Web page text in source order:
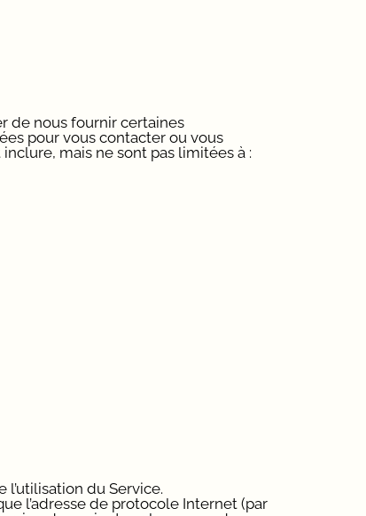
de nous fournir certaines
pour vous contacter ou vous
mais ne sont pas limitées à :
du Service.
l’adresse de protocole Internet (par